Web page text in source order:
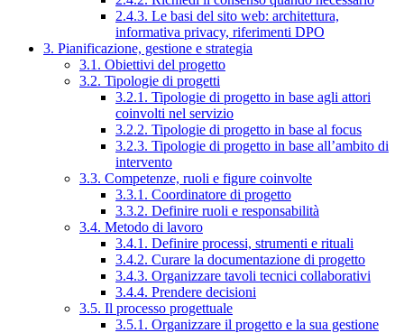
2.4.3. Le basi del sito web: architettura,
informativa privacy, riferimenti DPO
3. Pianificazione, gestione e strategia
3.1. Obiettivi del progetto
3.2. Tipologie di progetti
3.2.1. Tipologie di progetto in base agli attori
coinvolti nel servizio
3.2.2. Tipologie di progetto in base al focus
3.2.3. Tipologie di progetto in base all’ambito di
intervento
3.3. Competenze, ruoli e figure coinvolte
3.3.1. Coordinatore di progetto
3.3.2. Definire ruoli e responsabilità
3.4. Metodo di lavoro
3.4.1. Definire processi, strumenti e rituali
3.4.2. Curare la documentazione di progetto
3.4.3. Organizzare tavoli tecnici collaborativi
3.4.4. Prendere decisioni
3.5. Il processo progettuale
3.5.1. Organizzare il progetto e la sua gestione